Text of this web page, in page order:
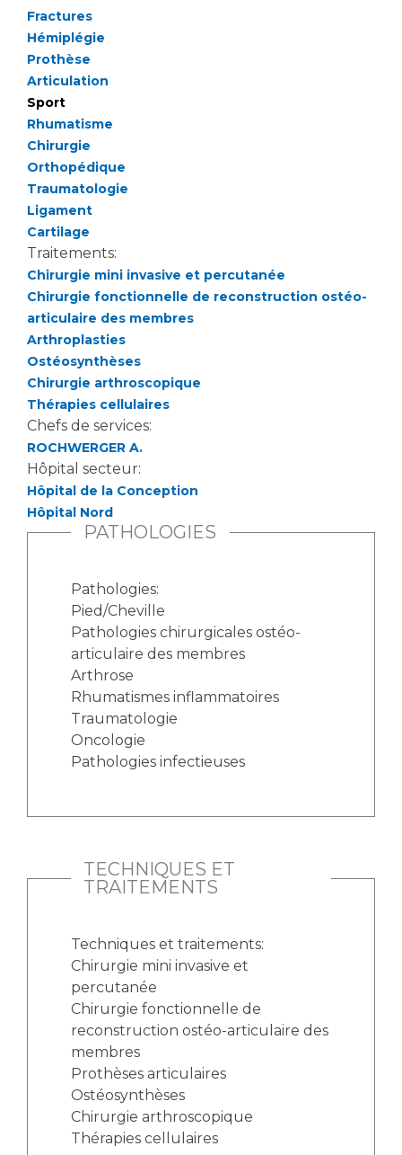
Qualité
Nos indicateurs qualité et de sécurité des soins
Protection des données
Sécurité
Les recherches en santé à l’AP-HM
Lieu de santé sans tabac
Documents utiles
Fractures
Hémiplégie
Prothèse
Articulation
Sport
Rhumatisme
Chirurgie
Orthopédique
Traumatologie
Ligament
Cartilage
Traitements:
Chirurgie mini invasive et percutanée
Chirurgie fonctionnelle de reconstruction ostéo-
articulaire des membres
Arthroplasties
Ostéosynthèses
Chirurgie arthroscopique
Thérapies cellulaires
Chefs de services:
ROCHWERGER A.
Hôpital secteur:
Hôpital de la Conception
Hôpital Nord
PATHOLOGIES
Pathologies:
Pied/Cheville
Pathologies chirurgicales ostéo-
articulaire des membres
Arthrose
Rhumatismes inflammatoires
Traumatologie
Oncologie
Pathologies infectieuses
TECHNIQUES ET
TRAITEMENTS
Techniques et traitements:
Chirurgie mini invasive et
percutanée
Chirurgie fonctionnelle de
reconstruction ostéo-articulaire des
membres
Prothèses articulaires
Ostéosynthèses
Chirurgie arthroscopique
Thérapies cellulaires